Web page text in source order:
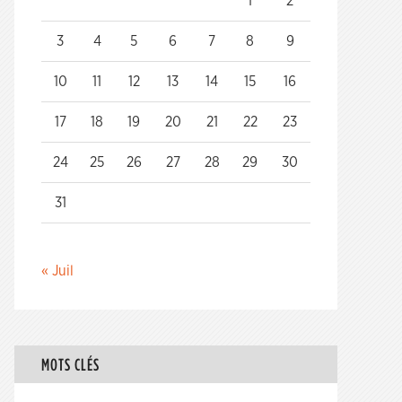
3 4 5 6 7 8 9
10 11 12 13 14 15 16
17 18 19 20 21 22 23
24 25 26 27 28 29 30
31
« Juil
MOTS CLÉS